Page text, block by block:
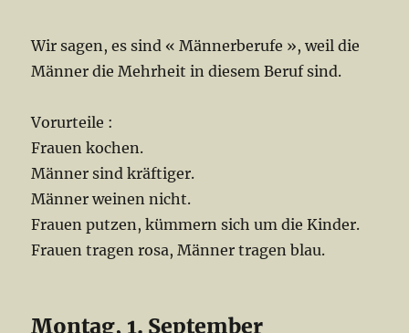
Wir sagen, es sind « Männerberufe », weil die
Männer die Mehrheit in diesem Beruf sind.
Vorurteile :
Frauen kochen.
Männer sind kräftiger.
Männer weinen nicht.
Frauen putzen, kümmern sich um die Kinder.
Frauen tragen rosa, Männer tragen blau.
Montag, 1. September